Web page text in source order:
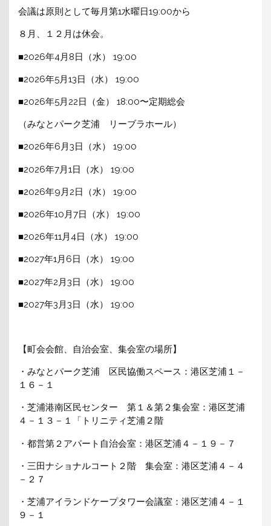
会議は原則として毎月第1水曜日19:00から
８月、１２月は休会。
■2026年4月8日（水） 19:00
■2026年5月13日（水） 19:00
■2026年5月22日（金） 18:00〜定期総会
（みなとパーク芝浦 リーブラホール）
■2026年6月3日（水） 19:00
■2026年7月1日（水） 19:00
■2026年9月2日（水） 19:00
■2026年10月7日（水） 19:00
■2026年11月4日（水） 19:00
■2027年1月6日（水） 19:00
■2027年2月3日（水） 19:00
■2027年3月3日（水） 19:00
【町会会館、自治会室、集会室の場所】
・みなとパーク芝浦 区民協働スペース：港区芝浦１－
１６－１
・芝浦港南区民センター 第１＆第２集会室：港区芝浦
４－１３－１「トリニティ芝浦２階
・都営第２アパート自治会室：港区芝浦４－１９－７
・三田ナショナルコート２階 集会室：港区芝浦４－４
－２７
・芝浦アイランドケープタワー会議室：港区芝浦４－１
９－１